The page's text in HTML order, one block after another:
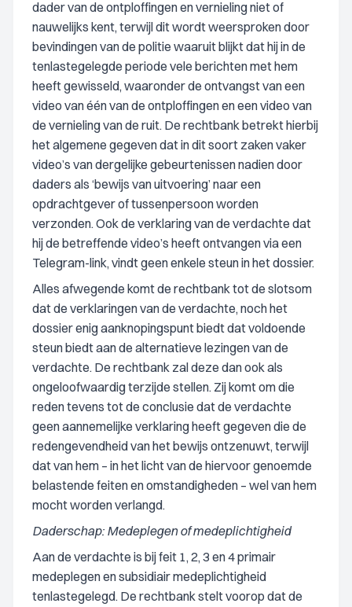
dader van de ontploffingen en vernieling niet of
nauwelijks kent, terwijl dit wordt weersproken door
bevindingen van de politie waaruit blijkt dat hij in de
tenlastegelegde periode vele berichten met hem
heeft gewisseld, waaronder de ontvangst van een
video van één van de ontploffingen en een video van
de vernieling van de ruit. De rechtbank betrekt hierbij
het algemene gegeven dat in dit soort zaken vaker
video’s van dergelijke gebeurtenissen nadien door
daders als ‘bewijs van uitvoering’ naar een
opdrachtgever of tussenpersoon worden
verzonden. Ook de verklaring van de verdachte dat
hij de betreffende video’s heeft ontvangen via een
Telegram-link, vindt geen enkele steun in het dossier.
Alles afwegende komt de rechtbank tot de slotsom
dat de verklaringen van de verdachte, noch het
dossier enig aanknopingspunt biedt dat voldoende
steun biedt aan de alternatieve lezingen van de
verdachte. De rechtbank zal deze dan ook als
ongeloofwaardig terzijde stellen. Zij komt om die
reden tevens tot de conclusie dat de verdachte
geen aannemelijke verklaring heeft gegeven die de
redengevendheid van het bewijs ontzenuwt, terwijl
dat van hem – in het licht van de hiervoor genoemde
belastende feiten en omstandigheden – wel van hem
mocht worden verlangd.
Daderschap: Medeplegen of medeplichtigheid
Aan de verdachte is bij feit 1, 2, 3 en 4 primair
medeplegen en subsidiair medeplichtigheid
tenlastegelegd. De rechtbank stelt voorop dat de